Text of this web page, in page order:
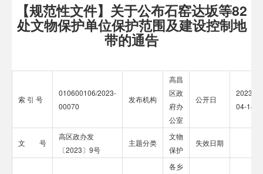
【规范性文件】关于公布石窑达坂等82
处文物保护单位保护范围及建设控制地
带的通告
索 引 号
010600106/2023-
00070
发布机构
高昌
区政
府办
公室
公开日
2023-
04-14
文 号
高区政办发
〔2023〕9号
主题分类
文物
保护
失效日期
各乡